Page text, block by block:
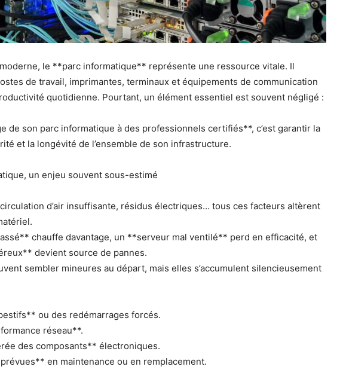
le **parc informatique** représente une ressource vitale. Il
de travail, imprimantes, terminaux et équipements de communication
quotidienne. Pourtant, un élément essentiel est souvent négligé :
de son parc informatique à des professionnels certifiés**, c’est garantir la
et la longévité de l’ensemble de son infrastructure.
un enjeu souvent sous-estimé
d’air insuffisante, résidus électriques… tous ces facteurs altèrent
chauffe davantage, un **serveur mal ventilé** perd en efficacité, et
devient source de pannes.
sembler mineures au départ, mais elles s’accumulent silencieusement
ou des redémarrages forcés.
réseau**.
des composants** électroniques.
en maintenance ou en remplacement.